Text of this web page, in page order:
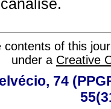
contents of this
under a Creative
74